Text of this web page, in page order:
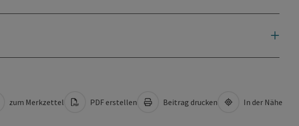
zum Merkzettel PDF erstellen Beitrag drucken In der Nähe